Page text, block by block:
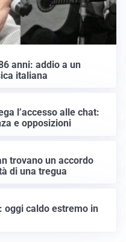
anni: addio a un
italiana
l’accesso alle chat:
e opposizioni
trovano un accordo
di una tregua
oggi caldo estremo in